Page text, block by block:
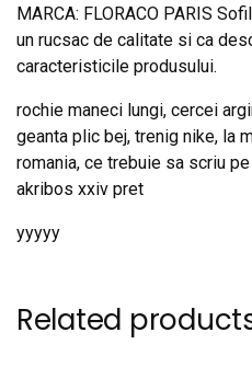
MARCA: FLORACO PARIS
un rucsac de calitate si ca
caracteristicile produsului.
rochie maneci lungi, cercei
geanta plic bej, trenig nike, la
romania, ce trebuie sa scriu
akribos xxiv pret
yyyyy
Related